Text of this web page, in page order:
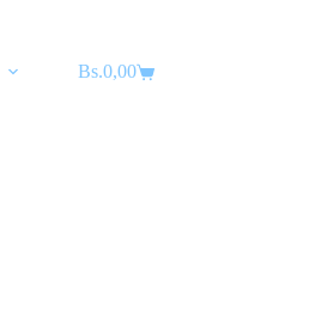
Lubricantes
Carro
Bs.0,00